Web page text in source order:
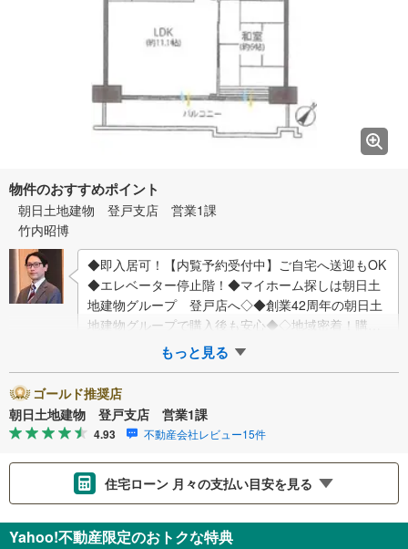
物件のおすすめポイント
朝日土地建物 登戸支店 営業1課
竹内昭博
◆即入居可！【内覧予約受付中】ご自宅へ送迎もOK
◆エレベーター停止階！◆マイホーム探しは朝日土
地建物グループ 登戸店へ◇◆創業42周年の朝日土
地建物グループで購入後も安心◆◇地域密着！購入
だけでなくご売却もしっかりとサポートします…
もっと見る
ゴールド推奨店
朝日土地建物 登戸支店 営業1課
4.93 不動産会社レビュー15件
住宅ローン 月々の支払い目安を見る
Yahoo!不動産限定のおトクな特典